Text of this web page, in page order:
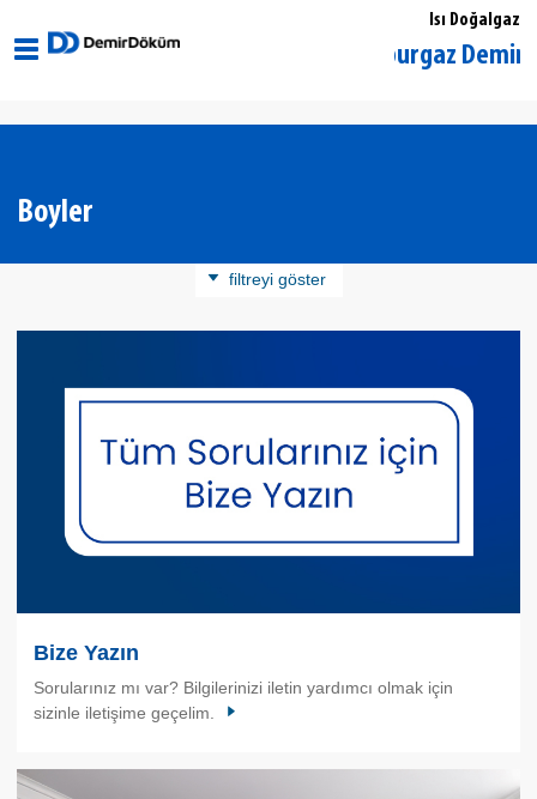
Isı Doğalgaz
Kırklareli Lüleburgaz
Boyler
filtreyi göster
Bize Yazın
Sorularınız mı var? Bilgilerinizi iletin yardımcı olmak için
sizinle iletişime geçelim.